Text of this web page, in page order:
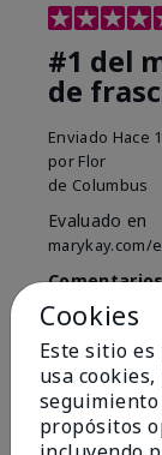
#1 del
de
Enviado Hace
por Flor
de Columbus
Evaluado en
marykay.com/
Used for over
Mostrar
Conclusión
¿Le ha
Cookies
Este sitio es
usa
propósitos